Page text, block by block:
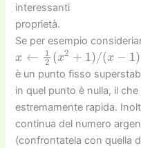
interessanti
proprietà.
Se per esempio
← 2( x 2+1 /( x−
è un punto fisso
in quel punto è nulla, il
estremamente rapida.
continua del numero
(confrontatela con quella